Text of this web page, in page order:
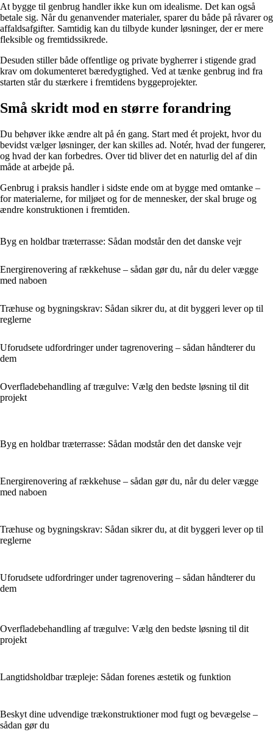
At bygge til genbrug handler ikke kun om idealisme. Det kan også
betale sig. Når du genanvender materialer, sparer du både på råvarer og
affaldsafgifter. Samtidig kan du tilbyde kunder løsninger, der er mere
fleksible og fremtidssikrede.
Desuden stiller både offentlige og private bygherrer i stigende grad
krav om dokumenteret bæredygtighed. Ved at tænke genbrug ind fra
starten står du stærkere i fremtidens byggeprojekter.
Små skridt mod en større forandring
Du behøver ikke ændre alt på én gang. Start med ét projekt, hvor du
bevidst vælger løsninger, der kan skilles ad. Notér, hvad der fungerer,
og hvad der kan forbedres. Over tid bliver det en naturlig del af din
måde at arbejde på.
Genbrug i praksis handler i sidste ende om at bygge med omtanke –
for materialerne, for miljøet og for de mennesker, der skal bruge og
ændre konstruktionen i fremtiden.
Byg en holdbar træterrasse: Sådan modstår den det danske vejr
Energirenovering af rækkehuse – sådan gør du, når du deler vægge
med naboen
Træhuse og bygningskrav: Sådan sikrer du, at dit byggeri lever op til
reglerne
Uforudsete udfordringer under tagrenovering – sådan håndterer du
dem
Overfladebehandling af trægulve: Vælg den bedste løsning til dit
projekt
Byg en holdbar træterrasse: Sådan modstår den det danske vejr
Energirenovering af rækkehuse – sådan gør du, når du deler vægge
med naboen
Træhuse og bygningskrav: Sådan sikrer du, at dit byggeri lever op til
reglerne
Uforudsete udfordringer under tagrenovering – sådan håndterer du
dem
Overfladebehandling af trægulve: Vælg den bedste løsning til dit
projekt
Langtidsholdbar træpleje: Sådan forenes æstetik og funktion
Beskyt dine udvendige trækonstruktioner mod fugt og bevægelse –
sådan gør du